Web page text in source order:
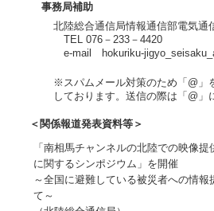
事務局補助
北陸総合通信局情報通信部電気
TEL 076－233－4420
e-mail hokuriku-
※スパムメール対策のため「@」
しております。送信の際は「@」
＜関係報道発表資料等＞
「南相馬チャンネルの北陸での映像
に関するシンポジウム」を開催
～全国に避難している被災者への情報
て～